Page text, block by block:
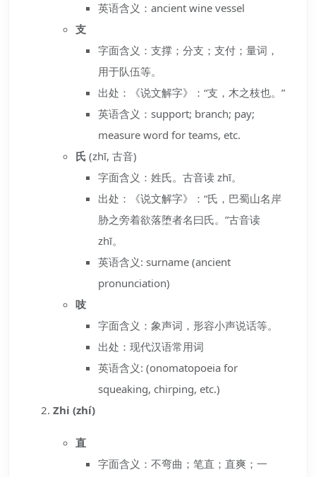
英语含义：ancient wine vessel
支
字面含义：支撑；分支；支付；量词，
用于队伍等。
出处：《说文解字》：“支，木之枝也。”
英语含义：support; branch; pay;
measure word for teams, etc.
氏 (zhī, 古音)
字面含义：姓氏。古音读 zhī。
出处：《说文解字》：“氏，巴蜀山名岸
胁之旁着欲落堕者名曰氏。”古音读
zhī。
英语含义: surname (ancient
pronunciation)
吱
字面含义：象声词，形容小声说话等。
出处：现代汉语常用词
英语含义: (onomatopoeia for
squeaking, chirping, etc.)
Zhi (zhí)
直
字面含义：不弯曲；笔直；直爽；一